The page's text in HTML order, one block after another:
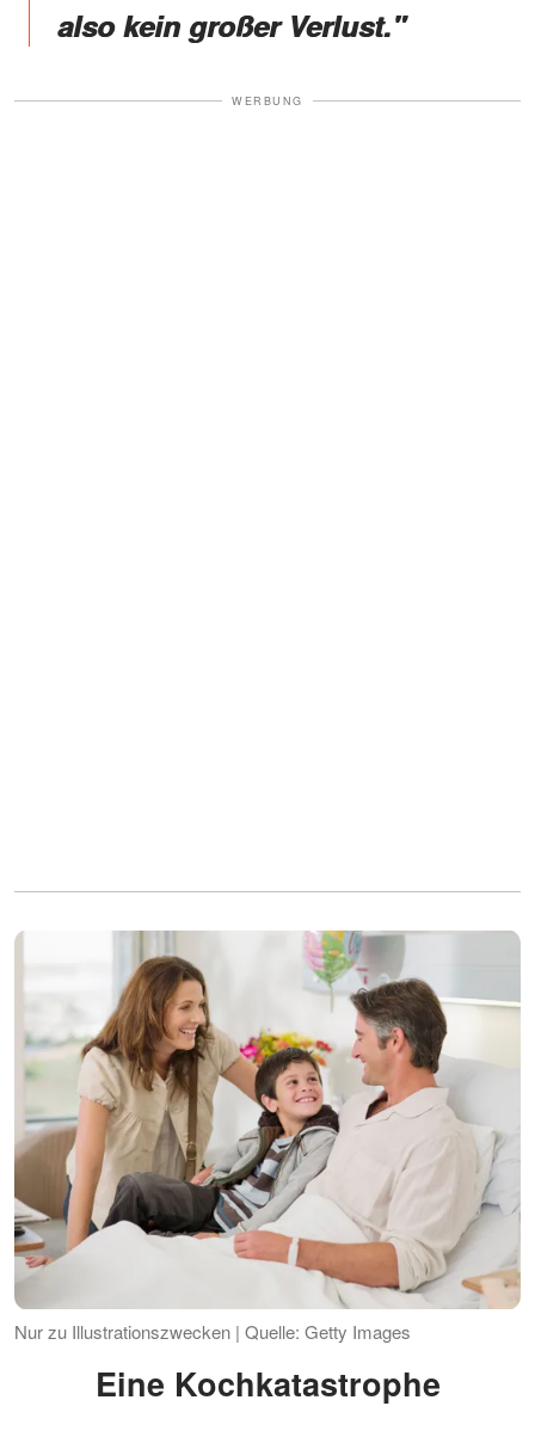
also kein großer Verlust."
WERBUNG
Nur zu Illustrationszwecken | Quelle: Getty Images
Eine Kochkatastrophe